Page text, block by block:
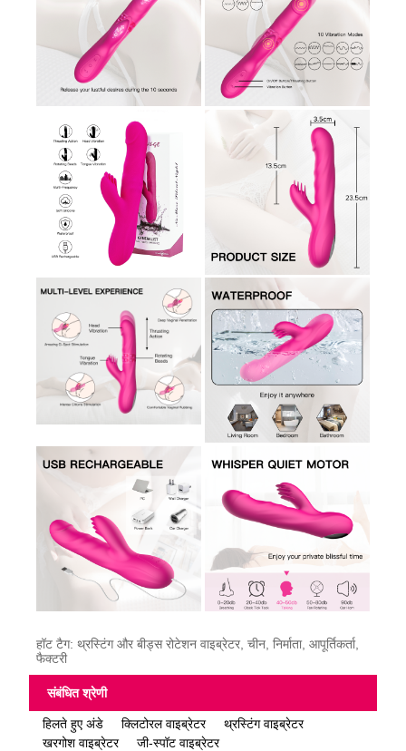
हॉट टैग: थ्रस्टिंग और बीड्स रोटेशन वाइब्रेटर, चीन, निर्माता, आपूर्तिकर्ता,
फैक्टरी
संबंधित श्रेणी
हिलते हुए अंडे क्लिटोरल वाइब्रेटर
थ्रस्टिंग वाइब्रेटर
खरगोश वाइब्रेटर
जी-स्पॉट वाइब्रेटर